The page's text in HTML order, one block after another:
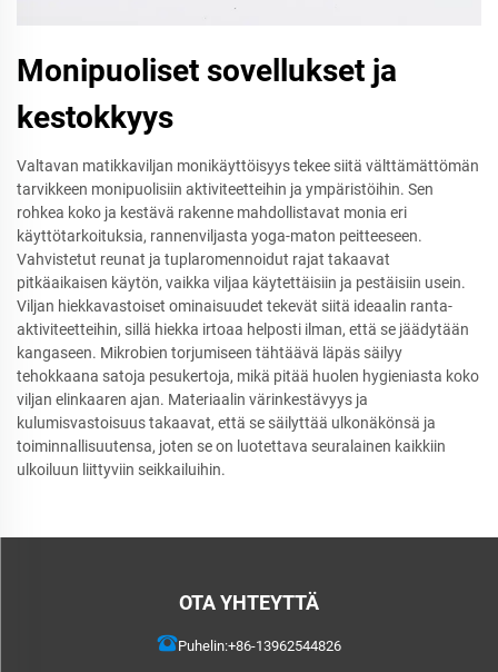
Monipuoliset sovellukset ja
kestokkyys
Valtavan matikkaviljan monikäyttöisyys tekee siitä välttämättömän
tarvikkeen monipuolisiin aktiviteetteihin ja ympäristöihin. Sen
rohkea koko ja kestävä rakenne mahdollistavat monia eri
käyttötarkoituksia, rannenviljasta yoga-maton peitteeseen.
Vahvistetut reunat ja tuplaromennoidut rajat takaavat
pitkäaikaisen käytön, vaikka viljaa käytettäisiin ja pestäisiin usein.
Viljan hiekkavastoiset ominaisuudet tekevät siitä ideaalin ranta-
aktiviteetteihin, sillä hiekka irtoaa helposti ilman, että se jäädytään
kangaseen. Mikrobien torjumiseen tähtäävä läpäs säilyy
tehokkaana satoja pesukertoja, mikä pitää huolen hygieniasta koko
viljan elinkaaren ajan. Materiaalin värinkestävyys ja
kulumisvastoisuus takaavat, että se säilyttää ulkonäkönsä ja
toiminnallisuutensa, joten se on luotettava seuralainen kaikkiin
ulkoiluun liittyviin seikkailuihin.
OTA YHTEYTTÄ
Puhelin:+86-13962544826